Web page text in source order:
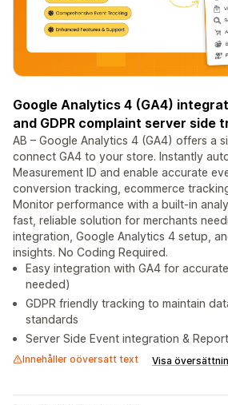
Google Analytics 4 (GA4)
and GDPR complaint server side
AB – Google Analytics 4 (GA4) offers a
connect GA4 to your store. Instantly
Measurement ID and enable accurate
conversion tracking, ecommerce
Monitor performance with a built-in
fast, reliable solution for merchants
integration, Google Analytics 4 setup,
insights. No Coding Required.
Easy integration with GA4 for
needed)
GDPR friendly tracking to maintain
standards
Server Side Event integration &
Innehåller oöversatt text Visa